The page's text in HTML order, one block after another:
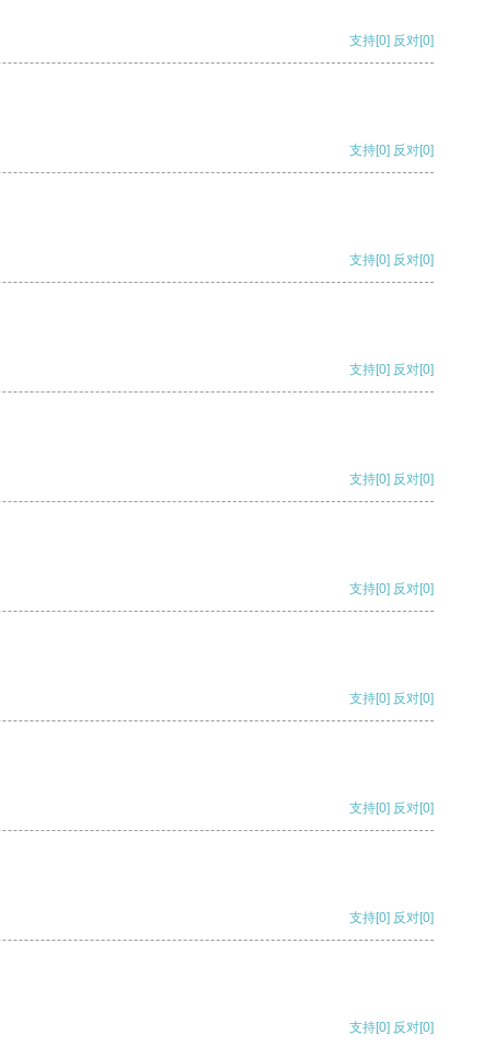
支持[0] 反对[0]
支持[0] 反对[0]
支持[0] 反对[0]
支持[0] 反对[0]
支持[0] 反对[0]
支持[0] 反对[0]
支持[0] 反对[0]
支持[0] 反对[0]
支持[0] 反对[0]
支持[0] 反对[0]